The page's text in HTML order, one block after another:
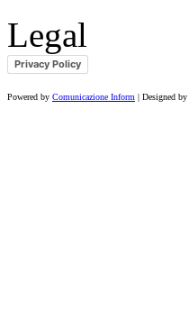
Legal
Privacy Policy
Powered by Comunicazione Inform | Designed by